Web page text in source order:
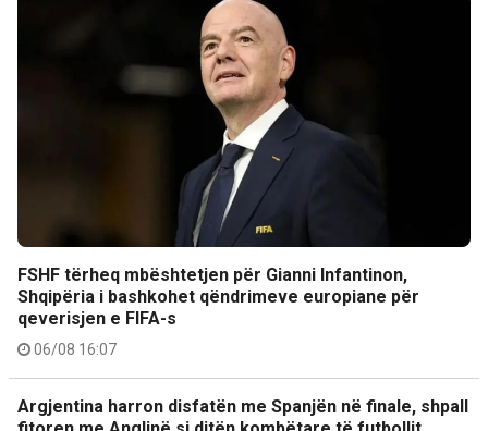
FSHF tërheq mbështetjen për Gianni Infantinon,
Shqipëria i bashkohet qëndrimeve europiane për
qeverisjen e FIFA-s
06/08 16:07
Argjentina harron disfatën me Spanjën në finale, shpall